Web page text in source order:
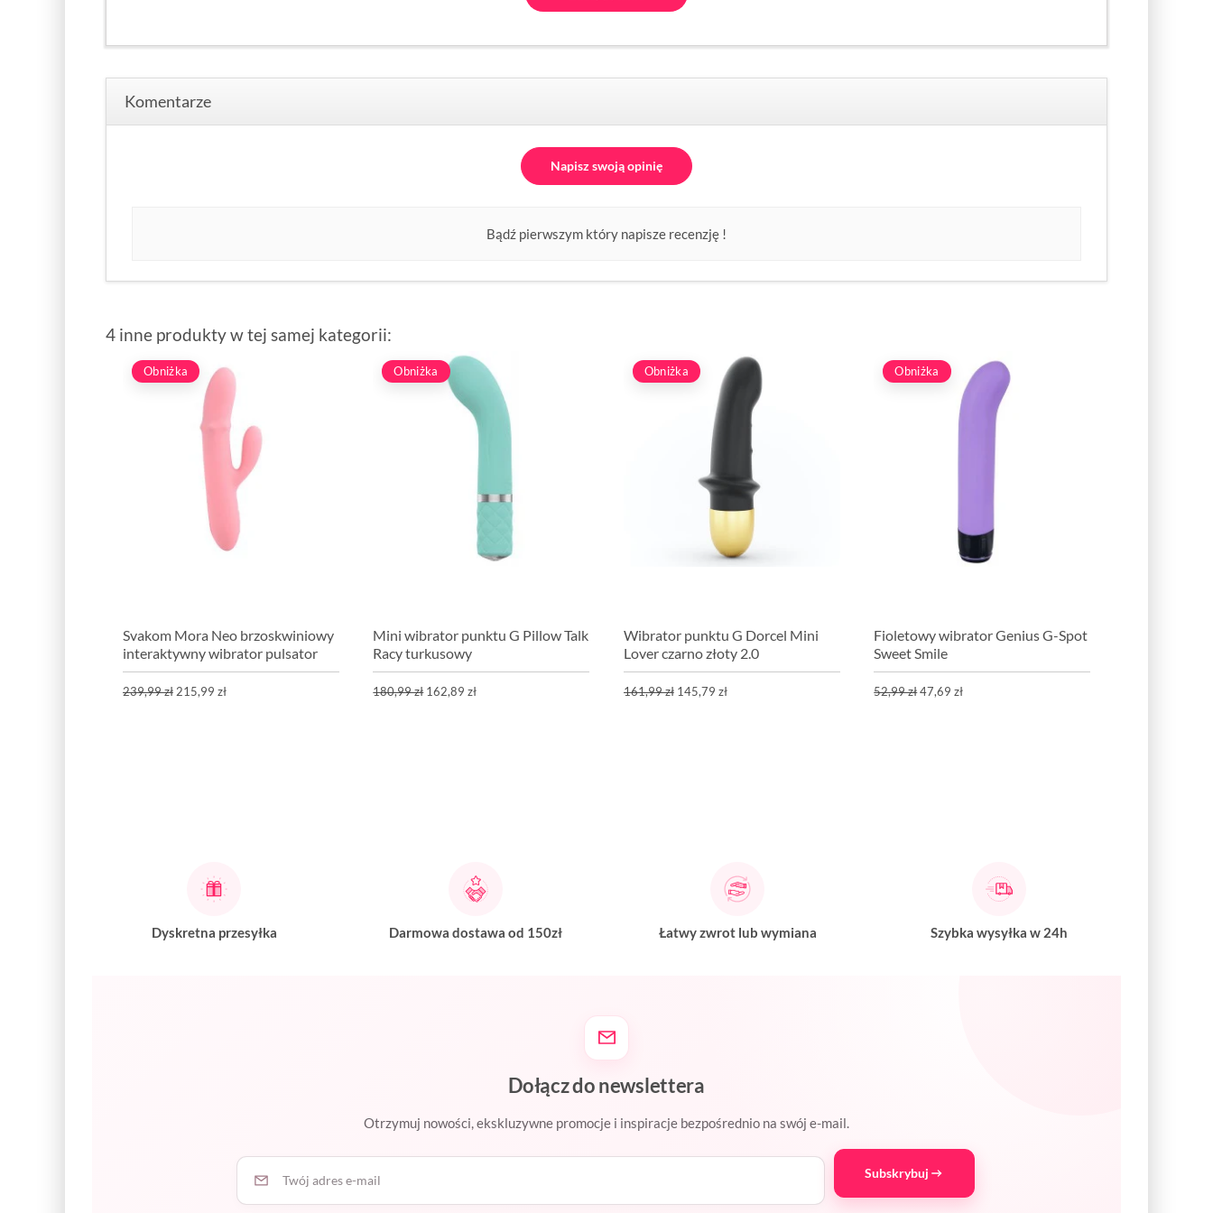
Komentarze
Napisz swoją opinię
Bądź pierwszym który napisze recenzję !
4 inne produkty w tej samej kategorii:
Obniżka
Svakom Mora Neo brzoskwiniowy
interaktywny wibrator pulsator
239,99 zł 215,99 zł
Obniżka
Mini wibrator punktu G Pillow Talk
Racy turkusowy
180,99 zł 162,89 zł
Obniżka
Wibrator punktu G Dorcel Mini
Lover czarno złoty 2.0
161,99 zł 145,79 zł
Obniżka
Fioletowy wibrator Genius G-Spot
Sweet Smile
52,99 zł47,69 zł
Dyskretna przesyłka Darmowa dostawa od 150zł Łatwy zwrot lub wymiana Szybka wysyłka w 24h
Dołącz do newslettera
Otrzymuj nowości, ekskluzywne promocje i inspiracje bezpośrednio na swój e-mail.
Twój adres e-mail
Subskrybuj